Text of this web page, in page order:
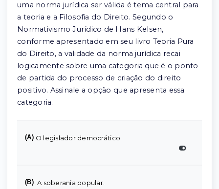
uma norma jurídica ser válida é tema central para
a teoria e a Filosofia do Direito. Segundo o
Normativismo Jurídico de Hans Kelsen,
conforme apresentado em seu livro Teoria Pura
do Direito, a validade da norma jurídica recai
logicamente sobre uma categoria que é o ponto
de partida do processo de criação do direito
positivo. Assinale a opção que apresenta essa
categoria.
(A) O legislador democrático.
(B) A soberania popular.